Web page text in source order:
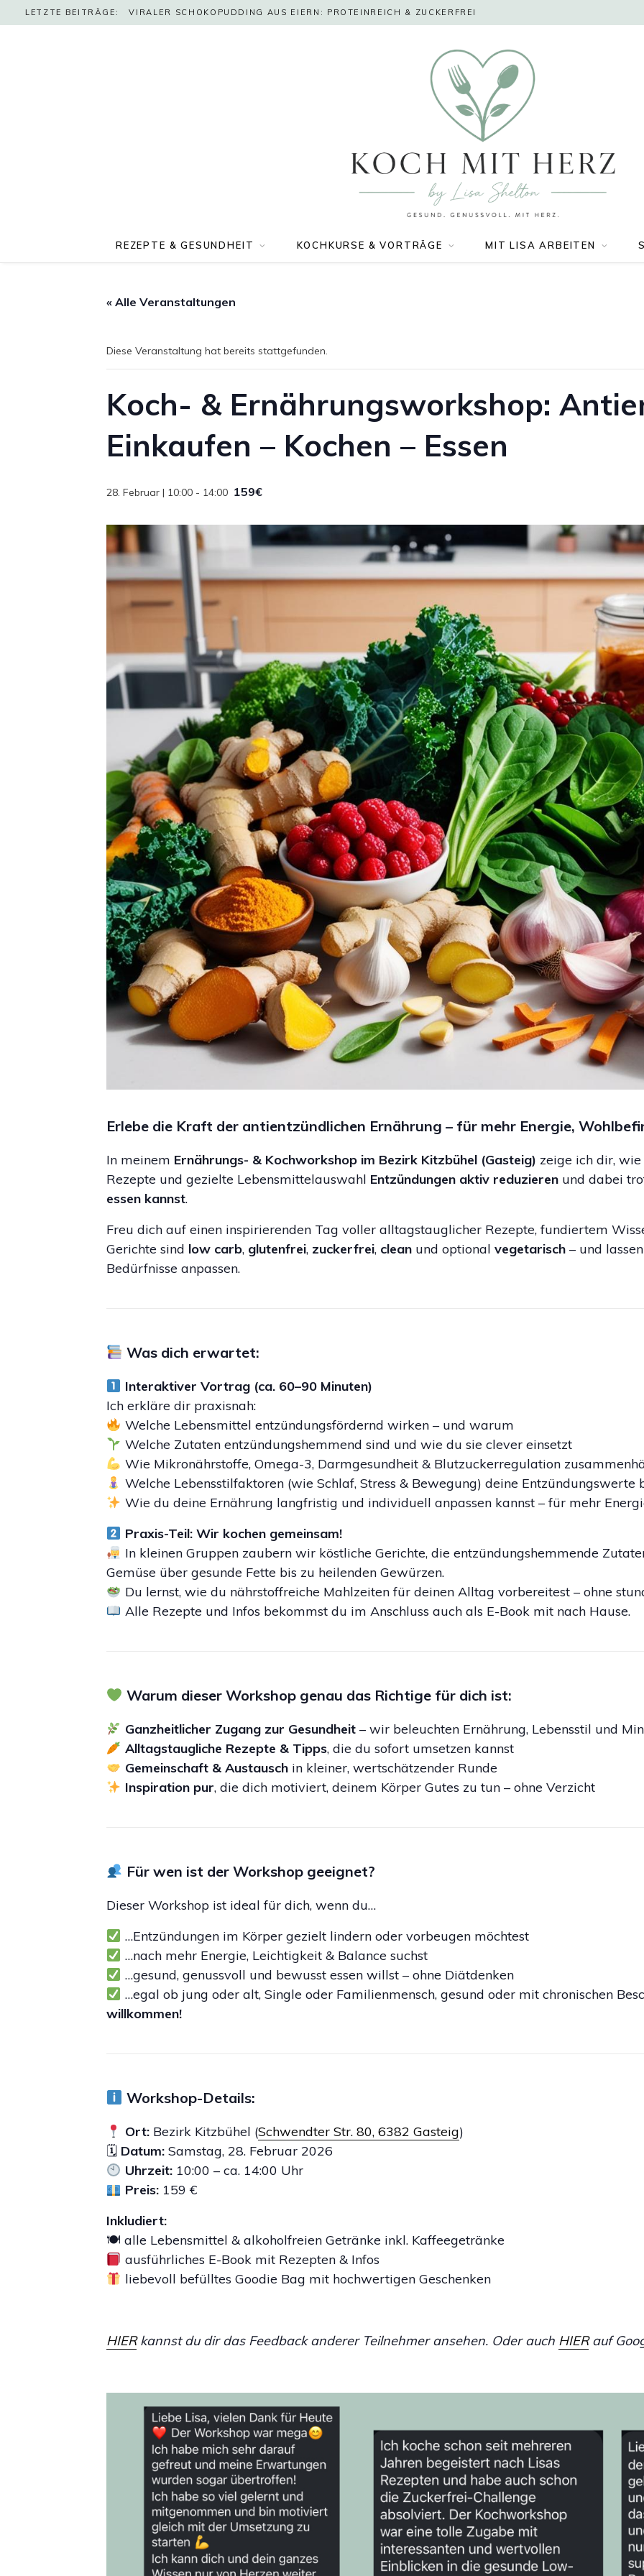
LETZTE BEITRÄGE: VIRALER SCHOKOPUDDING AUS EIERN: PROTEINREICH & ZUCKERFREI
REZEPTE & GESUNDHEIT KOCHKURSE & VORTRÄGE MIT LISA ARBEITEN
« Alle Veranstaltungen
Diese Veranstaltung hat bereits stattgefunden.
Koch- & Ernährungsworkshop:
Einkaufen – Kochen – Essen
28. Februar | 10:00 - 14:00 159€
Erlebe die Kraft der antientzündlichen Ernährung – für mehr Energie,
In meinem Ernährungs- & Kochworkshop im Bezirk Kitzbühel (Gasteig) zeige ich dir,
Rezepte und gezielte Lebensmittelauswahl Entzündungen aktiv reduzieren und dabei
essen kannst.
Freu dich auf einen inspirierenden Tag voller alltagstauglicher Rezepte, fundiertem
Gerichte sind low carb, glutenfrei, zuckerfrei, clean und optional vegetarisch – und
Bedürfnisse anpassen.
Was dich erwartet:
Interaktiver Vortrag (ca. 60–90 Minuten)
Ich erkläre dir praxisnah:
Welche Lebensmittel entzündungsfördernd wirken – und warum
Welche Zutaten entzündungshemmend sind und wie du sie clever einsetzt
Wie Mikronährstoffe, Omega-3, Darmgesundheit & Blutzuckerregulation
Welche Lebensstilfaktoren (wie Schlaf, Stress & Bewegung) deine Entzündungswerte
Wie du deine Ernährung langfristig und individuell anpassen kannst – für mehr
Praxis-Teil: Wir kochen gemeinsam!
In kleinen Gruppen zaubern wir köstliche Gerichte, die entzündungshemmende
Gemüse über gesunde Fette bis zu heilenden Gewürzen.
Du lernst, wie du nährstoffreiche Mahlzeiten für deinen Alltag vorbereitest – ohne
Alle Rezepte und Infos bekommst du im Anschluss auch als E-Book mit nach Hause.
Warum dieser Workshop genau das Richtige für dich ist:
Ganzheitlicher Zugang zur Gesundheit– wir beleuchten Ernährung, Lebensstil und
Alltagstaugliche Rezepte & Tipps, die du sofort umsetzen kannst
Gemeinschaft & Austauschin kleiner, wertschätzender Runde
Inspiration pur, die dich motiviert, deinem Körper Gutes zu tun – ohne Verzicht
Für wen ist der Workshop geeignet?
Dieser Workshop ist ideal für dich, wenn du…
…Entzündungen im Körper gezielt lindern oder vorbeugen möchtest
…nach mehr Energie, Leichtigkeit & Balance suchst
…gesund, genussvoll und bewusst essen willst – ohne Diätdenken
…egal ob jung oder alt, Single oder Familienmensch, gesund oder mit chronischen
willkommen!
Workshop-Details:
Ort:Bezirk Kitzbühel (Schwendter Str. 80, 6382 Gasteig)
🗓 Datum: Samstag, 28. Februar 2026
Uhrzeit:10:00 – ca. 14:00 Uhr
Preis:159 €
Inkludiert:
🍽 alle Lebensmittel & alkoholfreien Getränke inkl. Kaffeegetränke
ausführliches E-Book mit Rezepten & Infos
liebevoll befülltes Goodie Bag mit hochwertigen Geschenken
HIERkannst du dir das Feedback anderer Teilnehmer ansehen. Oder auch HIERauf